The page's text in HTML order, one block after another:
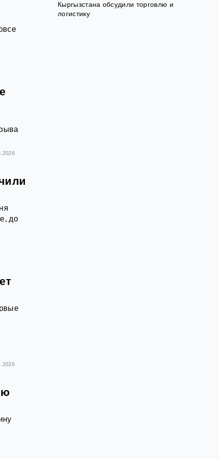
до
Кыргызстана обсудили торговлю и
логистику